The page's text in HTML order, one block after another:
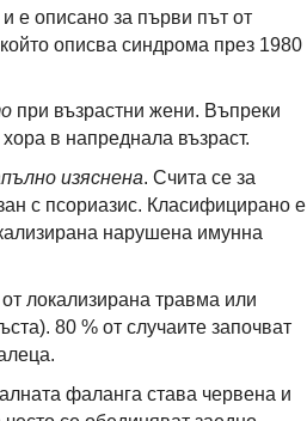
и е описано за първи път от
описва синдрома през 1980
при възрастни жени. Въпреки
в напреднала възраст.
изяснена. Счита се за
с псориазис. Класифицирано е
нарушена имунна
от локализирана травма или
80 % от случаите започват
фаланга става червена и